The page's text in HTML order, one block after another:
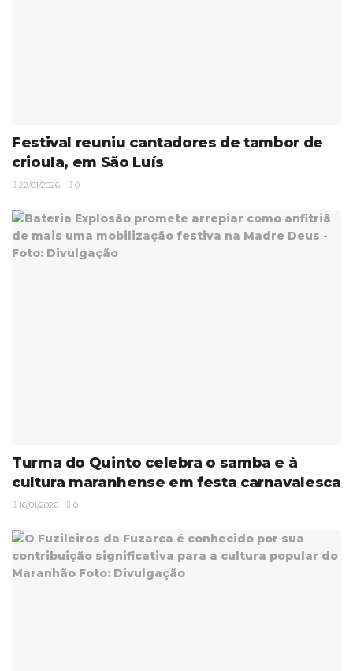
Festival reuniu cantadores de tambor de
crioula, em São Luís
22/01/2026 0
Turma do Quinto celebra o samba e à
cultura maranhense em festa carnavalesca
16/01/2026 0